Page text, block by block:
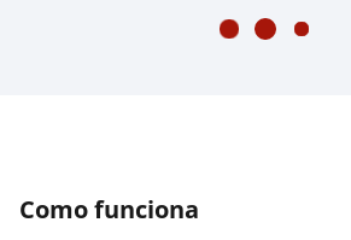
Como funciona